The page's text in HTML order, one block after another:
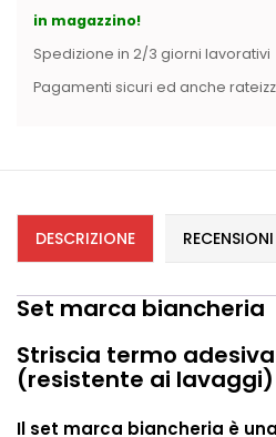
in magazzino!
Spedizione in 2/3 giorni lavorativi
Pagamenti sicuri ed anche
DESCRIZIONE
Set marca biancheria
Striscia termo adesiva
(resistente ai
Il set marca biancheria è